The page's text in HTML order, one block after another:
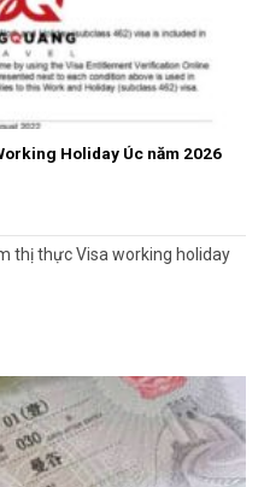
Holiday Úc năm 2026
thị thực Visa working holiday